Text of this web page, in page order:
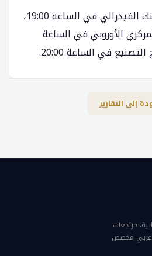
مراقبة خطاب رئيس البنك الفيدرالي في الساعة 19:00،
الأوروبي في الساعة
إلى التقارير
مراجعات
عربي مخصص